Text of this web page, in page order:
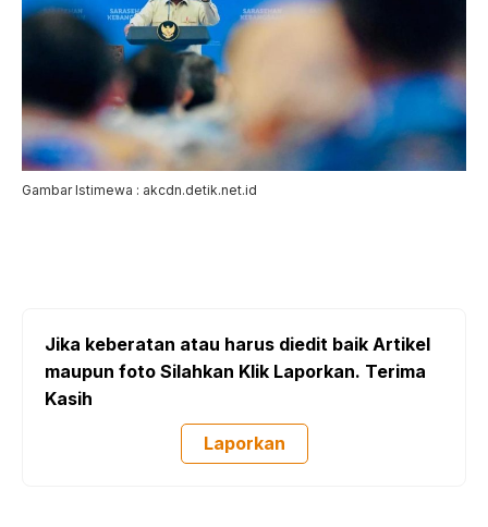
Gambar Istimewa : akcdn.detik.net.id
Jika keberatan atau harus diedit baik Artikel
maupun foto Silahkan Klik Laporkan. Terima
Kasih
Laporkan